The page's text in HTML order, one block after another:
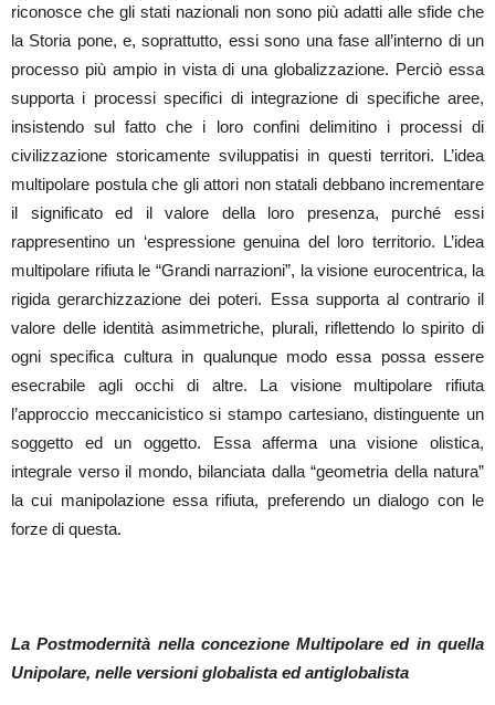
riconosce che gli stati nazionali non sono più adatti alle sfide che
la Storia pone, e, soprattutto, essi sono una fase all’interno di un
processo più ampio in vista di una globalizzazione. Perciò essa
supporta i processi specifici di integrazione di specifiche aree,
insistendo sul fatto che i loro confini delimitino i processi di
civilizzazione storicamente sviluppatisi in questi territori. L’idea
multipolare postula che gli attori non statali debbano incrementare
il significato ed il valore della loro presenza, purché essi
rappresentino un ‘espressione genuina del loro territorio. L’idea
multipolare rifiuta le “Grandi narrazioni”, la visione eurocentrica, la
rigida gerarchizzazione dei poteri. Essa supporta al contrario il
valore delle identità asimmetriche, plurali, riflettendo lo spirito di
ogni specifica cultura in qualunque modo essa possa essere
esecrabile agli occhi di altre. La visione multipolare rifiuta
l’approccio meccanicistico si stampo cartesiano, distinguente un
soggetto ed un oggetto. Essa afferma una visione olistica,
integrale verso il mondo, bilanciata dalla “geometria della natura”
la cui manipolazione essa rifiuta, preferendo un dialogo con le
forze di questa.
La Postmodernità nella concezione Multipolare ed in quella
Unipolare, nelle versioni globalista ed antiglobalista